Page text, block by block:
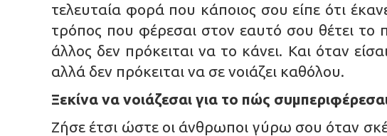
τελευταία φορά που κάποιος σου είπε ότι
τρόπος που φέρεσαι στον εαυτό σου θέτει το
άλλος δεν πρόκειται να το κάνει. Και όταν
αλλά δεν πρόκειται να σε νοιάζει καθόλου.
Ξεκίνα να νοιάζεσαι για το πώς
Ζήσε έτσι ώστε οι άνθρωποι γύρω σου όταν